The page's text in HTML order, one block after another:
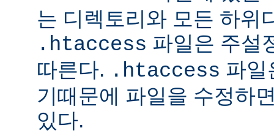
는 디렉토리와 모든 하위
.htaccess 파일은 주설
따른다. .htaccess 파일
기때문에 파일을 수정하
있다.